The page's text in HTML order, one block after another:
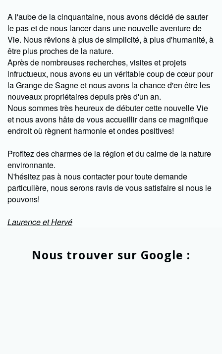
A l'aube de la cinquantaine, nous avons décidé de sauter
le pas et de nous lancer dans une nouvelle aventure de
Vie. Nous rêvions à plus de simplicité, à plus d'humanité, à
être plus proches de la nature.
Après de nombreuses recherches, visites et projets
infructueux, nous avons eu un véritable coup de cœur pour
la Grange de Sagne et nous avons la chance d'en être les
nouveaux propriétaires depuis près d'un an.
Nous sommes très heureux de débuter cette nouvelle Vie
et nous avons hâte de vous accueillir dans ce magnifique
endroit où règnent harmonie et ondes positives!
Profitez des charmes de la région et du calme de la nature
environnante.
N'hésitez pas à nous contacter pour toute demande
particulière, nous serons ravis de vous satisfaire si nous le
pouvons!
Laurence et Hervé
Nous trouver sur Google :